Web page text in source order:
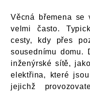
Věcná břemena
velmi často.
cesty, kdy přes
sousednímu domu.
inženýrské sítě,
elektřina, které
jejichž